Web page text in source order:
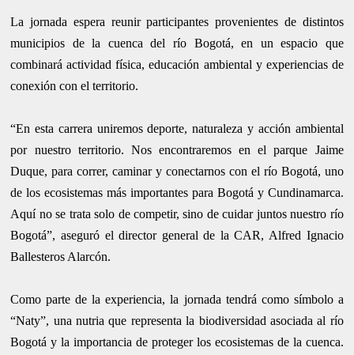
La jornada espera reunir participantes provenientes de distintos
municipios de la cuenca del río Bogotá, en un espacio que
combinará actividad física, educación ambiental y experiencias de
conexión con el territorio.
“En esta carrera uniremos deporte, naturaleza y acción ambiental
por nuestro territorio. Nos encontraremos en el parque Jaime
Duque, para correr, caminar y conectarnos con el río Bogotá, uno
de los ecosistemas más importantes para Bogotá y Cundinamarca.
Aquí no se trata solo de competir, sino de cuidar juntos nuestro río
Bogotá”, aseguró el director general de la CAR, Alfred Ignacio
Ballesteros Alarcón.
Como parte de la experiencia, la jornada tendrá como símbolo a
“Naty”, una nutria que representa la biodiversidad asociada al río
Bogotá y la importancia de proteger los ecosistemas de la cuenca.